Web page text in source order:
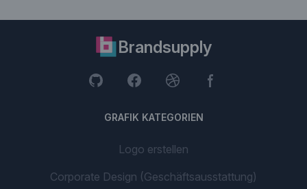
Brandsupply
GRAFIK KATEGORIEN
Logo erstellen
Corporate Design (Geschäftsausstattung)